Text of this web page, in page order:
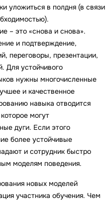
уложиться в полдня (в связи
– это «снова и снова».
и подтверждение,
переговоры, презентации,
Для устойчивого
нужны многочисленные
и качественное
навыка отводится
могут
дуги. Если этого
более устойчивые
и сотрудник быстро
моделям поведения.
новых моделей
участника обучения. Чем